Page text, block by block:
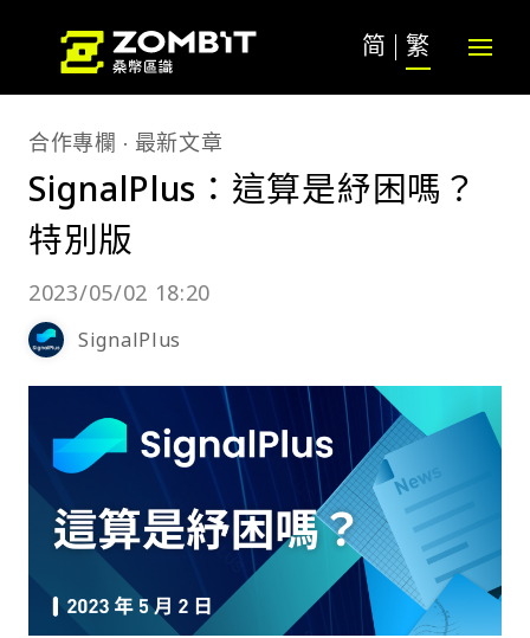
简 繁
合作專欄 最新文章
SignalPlus：這算是紓困嗎？
特別版
2023/05/02 18:20
SignalPlus